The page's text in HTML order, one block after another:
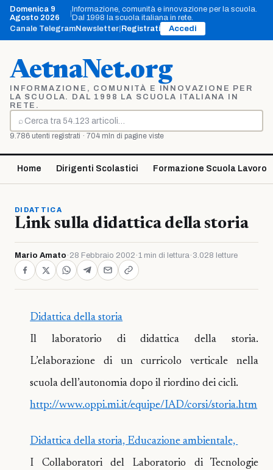
Vai
contenuto
Domenica 9
Agosto 2026
|Informazione, comunità e innovazione per la scuola.
Dal 1998 la scuola italiana in rete.
Canale TelegramNewsletter Registrati Accedi
AetnaNet.org
INFORMAZIONE, COMUNITÀ E INNOVAZIONE PER
LA SCUOLA. DAL 1998 LA SCUOLA ITALIANA IN
RETE.
⌕
Cerca
9.786 utenti registrati · 704 mln di pagine viste
Home Dirigenti Scolastici Formazione Scuola Lavoro
DIDATTICA
Link sulla didattica della storia
Mario Amato · 28 Febbraio 2002 ·1 min di lettura· 3.028 letture
Didattica della storia
Il laboratorio di didattica della storia.
L’elaborazione di un curricolo verticale nella
scuola dell’autonomia dopo il riordino dei cicli.
http://www.oppi.mi.it/equipe/IAD/corsi/storia.htm
Didattica della storia, Educazione ambientale,
I Collaboratori del Laboratorio di Tecnologie